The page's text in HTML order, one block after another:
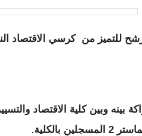
للتميز من كرسي الاقتصاد
بينه وبين كلية الاقتصاد